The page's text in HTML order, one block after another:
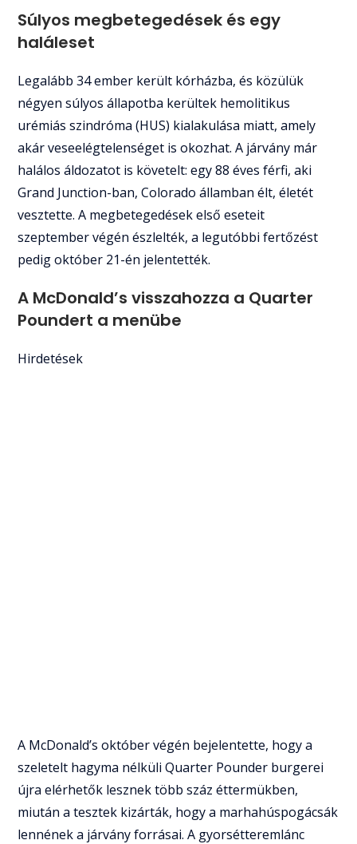
Súlyos megbetegedések és egy
haláleset
Legalább 34 ember került kórházba, és közülük
négyen súlyos állapotba kerültek hemolitikus
urémiás szindróma (HUS) kialakulása miatt, amely
akár veseelégtelenséget is okozhat. A járvány már
halálos áldozatot is követelt: egy 88 éves férfi, aki
Grand Junction-ban, Colorado államban élt, életét
vesztette. A megbetegedések első eseteit
szeptember végén észlelték, a legutóbbi fertőzést
pedig október 21-én jelentették.
A McDonald’s visszahozza a Quarter
Poundert a menübe
Hirdetések
A McDonald’s október végén bejelentette, hogy a
szeletelt hagyma nélküli Quarter Pounder burgerei
újra elérhetők lesznek több száz éttermükben,
miután a tesztek kizárták, hogy a marhahúspogácsák
lennének a járvány forrásai. A gyorsétteremlánc